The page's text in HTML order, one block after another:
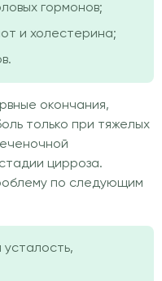
гормонов;
и холестерина;
окончания,
только при тяжелых
цирроза.
по следующим
усталость,